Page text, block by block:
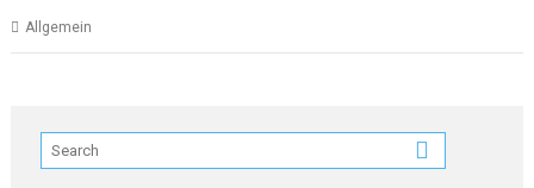
Allgemein